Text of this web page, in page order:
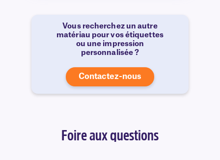
Vous recherchez un autre
matériau pour vos étiquettes
ou une impression
personnalisée ?
Contactez-nous
Foire aux questions